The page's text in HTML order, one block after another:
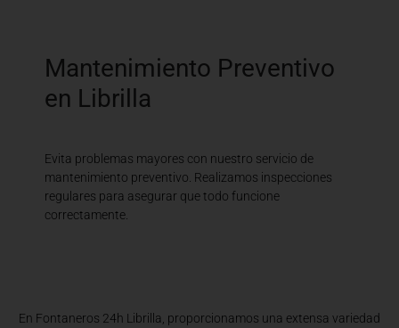
Mantenimiento Preventivo
en Librilla
Evita problemas mayores con nuestro servicio de
mantenimiento preventivo. Realizamos inspecciones
regulares para asegurar que todo funcione
correctamente.
En Fontaneros 24h Librilla , proporcionamos una extensa variedad